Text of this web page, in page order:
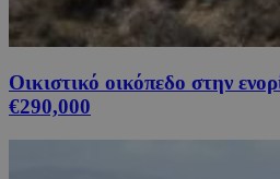
Οικιστικό οικόπεδο στην
€290,000